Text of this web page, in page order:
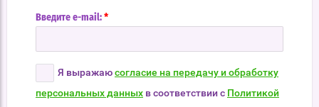
Введите e-mail: *
Я выражаюсогласие на передачу и обработку
персональных данных в соответствии с Политикой